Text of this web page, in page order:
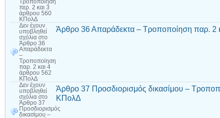
Τροποποίηση
περ. 2 και 3
άρθρου 560
ΚΠολΔ
Δεν έχουν
υποβληθεί
σχόλια στο
Άρθρο 36
Απαράδεκτα
–
Τροποποίηση
παρ. 2 και 4
άρθρου 562
ΚΠολΔ
Άρθρο 36 Απαράδεκτα – Τροποποίηση παρ. 2
Δεν έχουν
υποβληθεί
σχόλια στο
Άρθρο 37
Προσδιορισμός
δικασίμου –
Άρθρο 37 Προσδιορισμός δικασίμου –
ΚΠολΔ